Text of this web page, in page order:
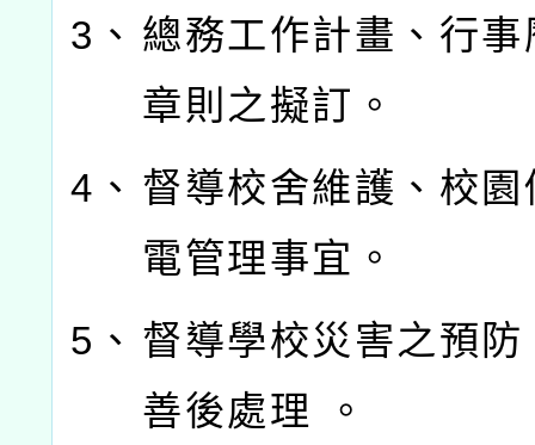
3、 總務工作計畫、行
章則之擬訂。
4、 督導校舍維護、校
電管理事宜。
5、 督導學校災害之預
善後處理 。